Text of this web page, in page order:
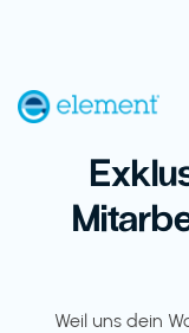
Weil uns dein